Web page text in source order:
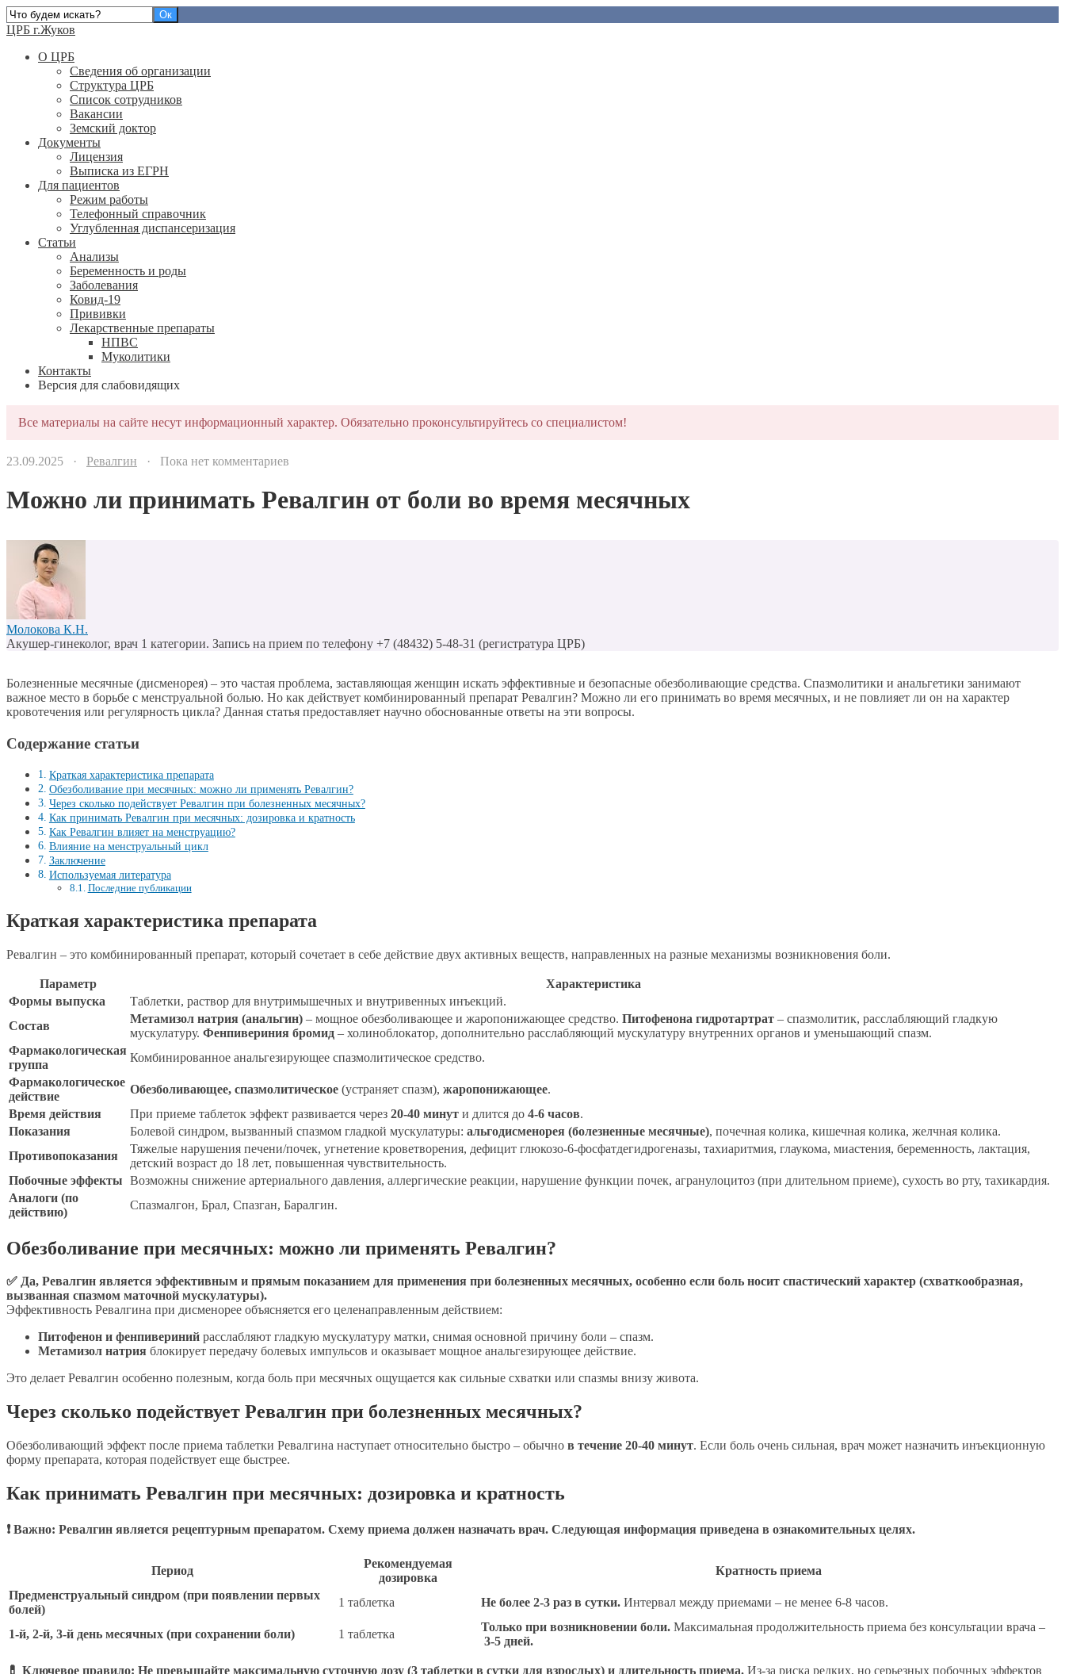
ЦРБ г.Жуков
О ЦРБ
Сведения об организации
Структура ЦРБ
Список сотрудников
Вакансии
Земский доктор
Документы
Лицензия
Выписка из ЕГРН
Для пациентов
Режим работы
Телефонный справочник
Углубленная диспансеризация
Статьи
Анализы
Беременность и роды
Заболевания
Ковид-19
Прививки
Лекарственные препараты
НПВС
Муколитики
Контакты
Версия для слабовидящих
Все материалы на сайте несут информационный характер. Обязательно проконсультируйтесь со специалистом!
23.09.2025 · Ревалгин · Пока нет комментариев
Можно ли принимать Ревалгин от боли во время месячных
Молокова К.Н.
Акушер-гинеколог, врач 1 категории. Запись на прием по телефону +7 (48432) 5-48-31 (регистратура ЦРБ)
Болезненные месячные (дисменорея) – это частая проблема, заставляющая женщин искать эффективные и безопасные обезболивающие средства. Спазмолитики и анальгетики занимают
важное место в борьбе с менструальной болью. Но как действует комбинированный препарат Ревалгин? Можно ли его принимать во время месячных, и не повлияет ли он на характер
кровотечения или регулярность цикла? Данная статья предоставляет научно обоснованные ответы на эти вопросы.
Содержание статьи
Краткая характеристика препарата
Обезболивание при месячных: можно ли применять Ревалгин?
Через сколько подействует Ревалгин при болезненных месячных?
Как принимать Ревалгин при месячных: дозировка и кратность
Как Ревалгин влияет на менструацию?
Влияние на менструальный цикл
Заключение
Используемая литература
Последние публикации
Краткая характеристика препарата
Ревалгин – это комбинированный препарат, который сочетает в себе действие двух активных веществ, направленных на разные механизмы возникновения боли.
Параметр
Характеристика
Формы выпуска
Таблетки, раствор для внутримышечных и внутривенных инъекций.
Состав
Метамизол натрия (анальгин) – мощное обезболивающее и жаропонижающее средство. Питофенона гидротартрат – спазмолитик, расслабляющий гладкую
мускулатуру. Фенпивериния бромид – холиноблокатор, дополнительно расслабляющий мускулатуру внутренних органов и уменьшающий спазм.
Фармакологическая
группа
Комбинированное анальгезирующее спазмолитическое средство.
Фармакологическое
действие
Обезболивающее, спазмолитическое (устраняет спазм), жаропонижающее.
Время действия
При приеме таблеток эффект развивается через 20-40 минут и длится до 4-6 часов.
Показания
Болевой синдром, вызванный спазмом гладкой мускулатуры: альгодисменорея (болезненные месячные), почечная колика, кишечная колика, желчная колика.
Противопоказания
Тяжелые нарушения печени/почек, угнетение кроветворения, дефицит глюкозо-6-фосфатдегидрогеназы, тахиаритмия, глаукома, миастения, беременность, лактация,
детский возраст до 18 лет, повышенная чувствительность.
Побочные эффекты Возможны снижение артериального давления, аллергические реакции, нарушение функции почек, агранулоцитоз (при длительном приеме), сухость во рту, тахикардия.
Аналоги (по
действию)
Спазмалгон, Брал, Спазган, Баралгин.
Обезболивание при месячных: можно ли применять Ревалгин?
✅ Да, Ревалгин является эффективным и прямым показанием для применения при болезненных месячных, особенно если боль носит спастический характер (схваткообразная,
вызванная спазмом маточной мускулатуры).
Эффективность Ревалгина при дисменорее объясняется его целенаправленным действием:
Питофенон и фенпивериний расслабляют гладкую мускулатуру матки, снимая основной причину боли – спазм.
Метамизол натрия блокирует передачу болевых импульсов и оказывает мощное анальгезирующее действие.
Это делает Ревалгин особенно полезным, когда боль при месячных ощущается как сильные схватки или спазмы внизу живота.
Через сколько подействует Ревалгин при болезненных месячных?
Обезболивающий эффект после приема таблетки Ревалгина наступает относительно быстро – обычно в течение 20-40 минут. Если боль очень сильная, врач может назначить инъекционную
форму препарата, которая подействует еще быстрее.
Как принимать Ревалгин при месячных: дозировка и кратность
❗ Важно: Ревалгин является рецептурным препаратом. Схему приема должен назначать врач. Следующая информация приведена в ознакомительных целях.
Период
Рекомендуемая
дозировка
Кратность приема
Предменструальный синдром (при появлении первых
болей)
1 таблетка Не более 2-3 раз в сутки. Интервал между приемами – не менее 6-8 часов.
1-й, 2-й, 3-й день месячных (при сохранении боли) 1 таблетка
Только при возникновении боли. Максимальная продолжительность приема без консультации врача –
3-5 дней.
💊 Ключевое правило: Не превышайте максимальную суточную дозу (3 таблетки в сутки для взрослых) и длительность приема. Из-за риска редких, но серьезных побочных эффектов